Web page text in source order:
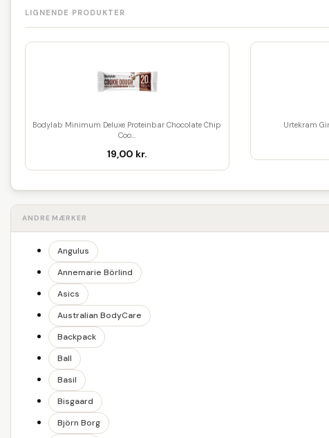
LIGNENDE PRODUKTER
Bodylab Minimum Deluxe Proteinbar Chocolate Chip
Coo...
19,00 kr.
Urtekram
ANDRE MÆRKER
Angulus
Annemarie Börlind
Asics
Australian BodyCare
Backpack
Ball
Basil
Bisgaard
Björn Borg